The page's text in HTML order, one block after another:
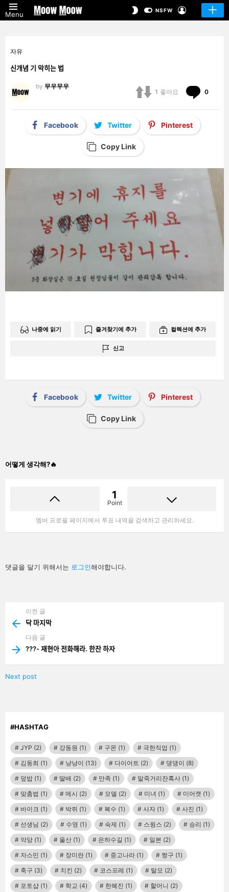
Menu
SWITCHNSFW
자유
신개념 기 막히는 법
by 무우무우
1 좋아요 0
Facebook Twitter Pinterest
Copy Link
나중에 읽기 즐겨찾기에 추가 컬렉션에 추가
신고
Facebook Twitter Pinterest
Copy Link
어떻게 생각해?🔥
1
Point
멤버 프로필 페이지에서 투표 내역을 검색하고 관리하세요.
답
글
댓글을 달기 위해서는 로그인해야합니다.
more
이전 글
닥 마지막
다음 글
???- 재현아 전화해라. 한잔 하자
Next post
#HASHTAG
JYP (2) 강동원 (1) 구몬 (1) 극한직업 (1)
김동희 (1) 냥냥이 (13) 다이어트 (2) 댕댕이 (8)
덮밥 (1) 딸배 (2) 만족 (1) 말죽거리잔혹사 (1)
맞춤법 (1) 메시 (2) 모델 (2) 미녀 (1) 미어캣 (1)
바이크 (1) 박쥐 (1) 복수 (1) 사자 (1) 사진 (1)
선생님 (2) 수영 (1) 숙제 (1) 스윙스 (2) 승리 (1)
악당 (1) 울산 (1) 은하수길 (1) 일본 (2)
자스민 (1) 장미란 (1) 중고나라 (1) 짱구 (1)
축구 (3) 치킨 (2) 코스프레 (1) 탈모 (2)
포토샵 (1) 학교 (4) 한혜진 (1) 할머니 (2)